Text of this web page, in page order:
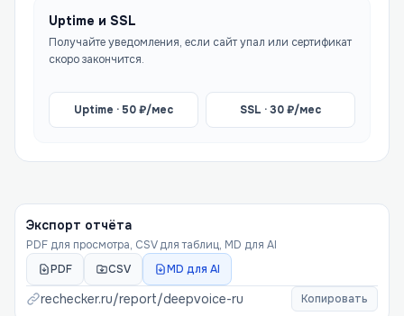
Uptime и SSL
Получайте уведомления, если сайт упал или сертификат
скоро закончится.
Uptime ·50₽/мес SSL ·30₽/мес
Экспорт отчёта
PDF для просмотра, CSV для таблиц, MD для AI
PDF
CSV MD для AI
rechecker.ru/report/deepvoice-ru Копировать